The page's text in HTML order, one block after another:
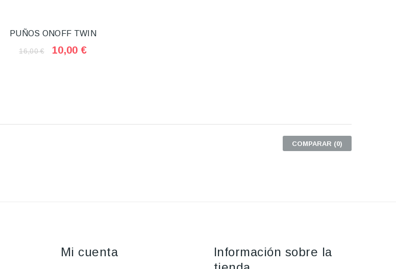
PUÑOS ONOFF TWIN
16,00 € 10,00 €
COMPARAR (0)
Mi cuenta
Información sobre la